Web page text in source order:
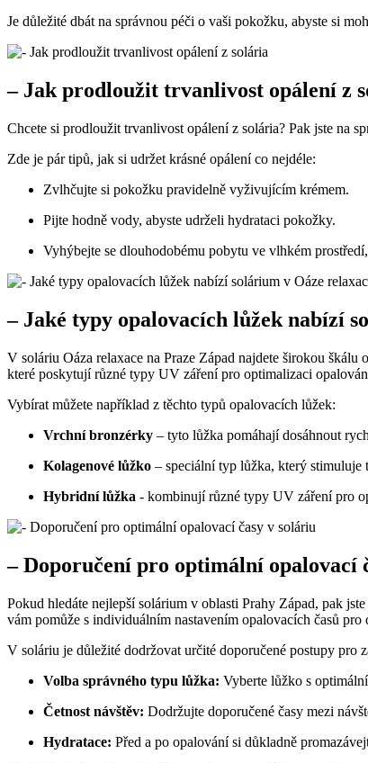
Je důležité dbát na správnou⁣ péči o vaši pokožku, abyste si
– Jak prodloužit trvanlivost opálení‌ z
Chcete si prodloužit trvanlivost opálení z ‍solária? ⁢Pak jste na
Zde je pár tipů, jak si udržet krásné opálení co nejdéle:
Zvlhčujte si pokožku pravidelně vyživujícím krémem.
Pijte hodně vody, abyste udrželi hydrataci pokožky.
Vyhýbejte se dlouhodobému pobytu ve vlhkém
– Jaké typy opalovacích lůžek nabízí
V soláriu Oáza relaxace⁤ na Praze Západ najdete širokou
které poskytují různé typy ‍UV záření pro optimalizaci‍
Vybírat můžete například z těchto typů opalovacích lůžek:
Vrchní bronzérky – tyto lůžka pomáhají dosáhnout
Kolagenové lůžko – speciální typ lůžka, který stimuluje
Hybridní lůžka ⁢- ​kombinují různé typy UV záření ⁢pro
– Doporučení pro optimální opalovací⁤
Pokud hledáte‍ nejlepší solárium v ‌oblasti​ Prahy Západ, pak
vám pomůže s​ individuálním nastavením opalovacích časů
V soláriu je ⁤důležité dodržovat⁣ určité doporučené postupy pro
Volba správného typu lůžka: Vyberte lůžko s
Četnost návštěv: Dodržujte doporučené časy mezi
Hydratace: Před a po opalování si důkladně